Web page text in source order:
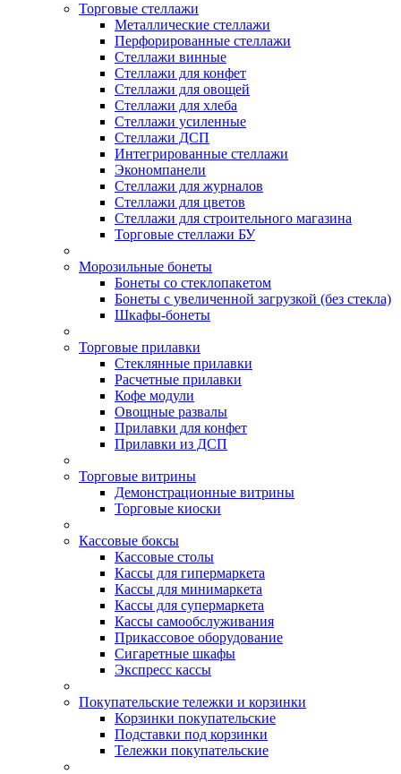
Торговые стеллажи
Металлические стеллажи
Перфорированные стеллажи
Стеллажи винные
Стеллажи для конфет
Стеллажи для овощей
Стеллажи для хлеба
Стеллажи усиленные
Стеллажи ДСП
Интегрированные стеллажи
Экономпанели
Стеллажи для журналов
Стеллажи для цветов
Стеллажи для строительного магазина
Торговые стеллажи БУ
Морозильные бонеты
Бонеты со стеклопакетом
Бонеты с увеличенной загрузкой (без стекла)
Шкафы-бонеты
Торговые прилавки
Стеклянные прилавки
Расчетные прилавки
Кофе модули
Овощные развалы
Прилавки для конфет
Прилавки из ДСП
Торговые витрины
Демонстрационные витрины
Торговые киоски
Кассовые боксы
Кассовые столы
Кассы для гипермаркета
Кассы для минимаркета
Кассы для супермаркета
Кассы самообслуживания
Прикассовое оборудование
Сигаретные шкафы
Экспресс кассы
Покупательские тележки и корзинки
Корзинки покупательские
Подставки под корзинки
Тележки покупательские